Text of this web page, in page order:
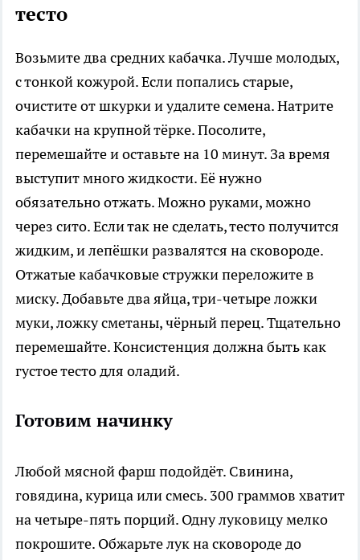
тесто
Возьмите два средних кабачка. Лучше молодых,
с тонкой кожурой. Если попались старые,
очистите от шкурки и удалите семена. Натрите
кабачки на крупной тёрке. Посолите,
перемешайте и оставьте на 10 минут. За время
выступит много жидкости. Её нужно
обязательно отжать. Можно руками, можно
через сито. Если так не сделать, тесто получится
жидким, и лепёшки развалятся на сковороде.
Отжатые кабачковые стружки переложите в
миску. Добавьте два яйца, три-четыре ложки
муки, ложку сметаны, чёрный перец. Тщательно
перемешайте. Консистенция должна быть как
густое тесто для оладий.
Готовим начинку
Любой мясной фарш подойдёт. Свинина,
говядина, курица или смесь. 300 граммов хватит
на четыре-пять порций. Одну луковицу мелко
покрошите. Обжарьте лук на сковороде до